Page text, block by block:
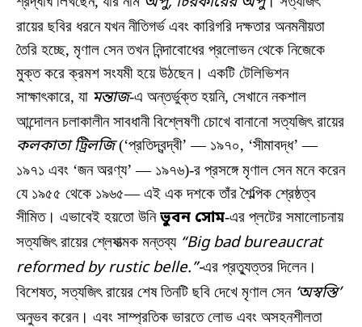
রায়ের ছবির ধরনে যখন নীতিগর্ভ এবং কারিগরি দক্ষতার অনমনীয়তা
তৈরি হচ্ছে, মৃণাল সেন তখন নিন্দাবোধের প্রলোভন থেকে নিজেকে
মুক্ত করে ক্রমশ সংযমী হয়ে উঠছেন। একটি টেলিভিশন
সাক্ষাৎকারে, যা মন্তাজ-এ অন্তর্ভুক্ত হয়নি, সেখানে নকশাল
আন্দোলন চলাকালীন সাবধানী বিশ্লেষণী চোখে বানানো সত্যজিৎ রায়ের
কলকাতা ট্রিলজি(‘প্রতিদ্বন্দ্বী’ — ১৯৭০, ‘সীমাবদ্ধ’ —
১৯৭১ এবং ‘জন অরণ্য’ — ১৯৭৬)-র প্রসঙ্গে মৃণাল সেন মনে করেন
যে ১৯৫৫ থেকে ১৯৬৫— এই এক দশকে তাঁর শৈল্পিক শ্রেষ্ঠত্ব
সীমিত। এভাবেই হয়তো উনিভুবন সোম-এর প্লটের সমালোচনায়
সত্যজিৎ রায়ের শ্লেষাত্মক মন্তব্য “Big bad bureaucrat
reformed by rustic belle.”-এর প্রত্যুত্তর দিলেন।
বিশেষত, সত্যজিৎ রায়ের শেষ তিনটি ছবি দেখে মৃণাল সেন ‘অস্বস্তি’
অনুভব করেন। এবং সাম্প্রতিক ভারতে লোভ এবং অসহনশীলতা